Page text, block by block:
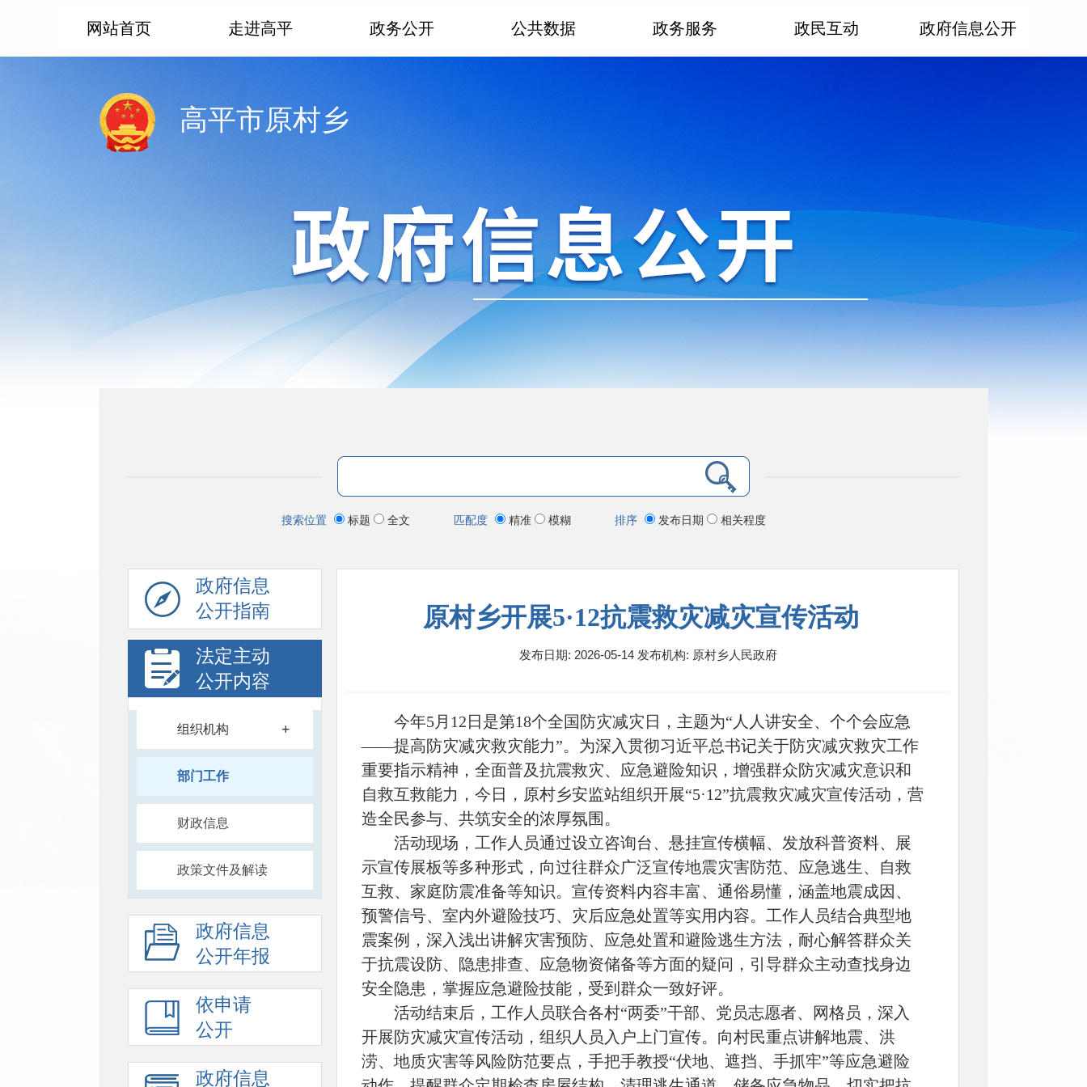
网站首页 走进高平 政务公开 公共数据 政务服务 政民互动 政府信息公开
高平市原村乡
搜索位置 标题 全文 匹配度 精准 模糊 排序 发布日期 相关程度
政府信息
公开指南
法定主动
公开内容
组织机构 +
部门工作
财政信息
政策文件及解读
政府信息
公开年报
依申请
公开
政府信息
原村乡开展5·12抗震救灾减灾宣传活动
发布日期: 2026-05-14 发布机构: 原村乡人民政府
今年5月12日是第18个全国防灾减灾日，主题为“人人讲安全、个个会应急
——提高防灾减灾救灾能力”。为深入贯彻习近平总书记关于防灾减灾救灾工作
重要指示精神，全面普及抗震救灾、应急避险知识，增强群众防灾减灾意识和
自救互救能力，今日，原村乡安监站组织开展“5·12”抗震救灾减灾宣传活动，营
造全民参与、共筑安全的浓厚氛围。
活动现场，工作人员通过设立咨询台、悬挂宣传横幅、发放科普资料、展
示宣传展板等多种形式，向过往群众广泛宣传地震灾害防范、应急逃生、自救
互救、家庭防震准备等知识。宣传资料内容丰富、通俗易懂，涵盖地震成因、
预警信号、室内外避险技巧、灾后应急处置等实用内容。工作人员结合典型地
震案例，深入浅出讲解灾害预防、应急处置和避险逃生方法，耐心解答群众关
于抗震设防、隐患排查、应急物资储备等方面的疑问，引导群众主动查找身边
安全隐患，掌握应急避险技能，受到群众一致好评。
活动结束后，工作人员联合各村“两委”干部、党员志愿者、网格员，深入
开展防灾减灾宣传活动，组织人员入户上门宣传。向村民重点讲解地震、洪
涝、地质灾害等风险防范要点，手把手教授“伏地、遮挡、手抓牢”等应急避险